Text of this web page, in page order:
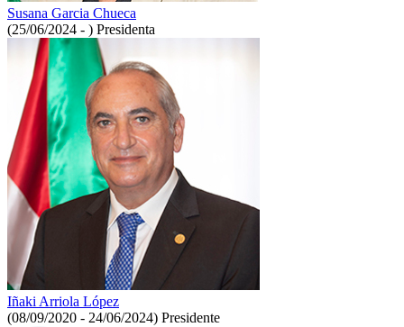
Susana Garcia Chueca
(25/06/2024 - ) Presidenta
Iñaki Arriola López
(08/09/2020 - 24/06/2024) Presidente